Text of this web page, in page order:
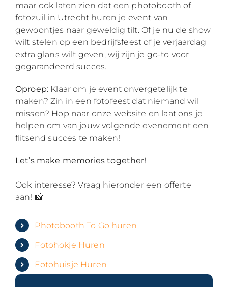
maar ook laten zien dat een photobooth of
fotozuil in Utrecht huren je event van
gewoontjes naar geweldig tilt. Of je nu de show
wilt stelen op een bedrijfsfeest of je verjaardag
extra glans wilt geven, wij zijn je go-to voor
gegarandeerd succes.
Oproep: Klaar om je event onvergetelijk te
maken? Zin in een fotofeest dat niemand wil
missen? Hop naar onze website en laat ons je
helpen om van jouw volgende evenement een
flitsend succes te maken!
Let’s make memories together!
Ook interesse? Vraag hieronder een offerte
aan! 📸
Photobooth To Go huren
Fotohokje Huren
Fotohuisje Huren